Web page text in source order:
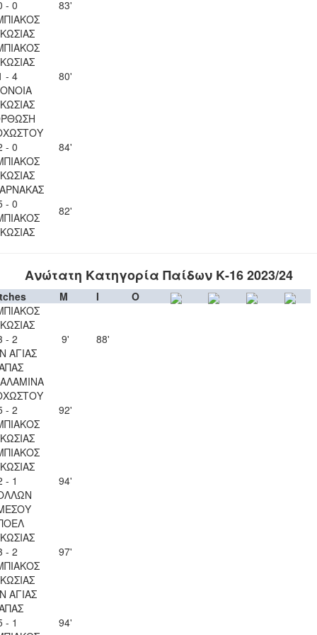
- 0
83'
- 4
80'
- 0
84'
- 0
82'
Ανώτατη Κατηγορία Παίδων Κ-16 2023/24
M I
O
- 2
ΑΓΙΑΣ
9' 88'
- 2
92'
- 1
94'
- 2
97'
ΑΓΙΑΣ
- 1
94'